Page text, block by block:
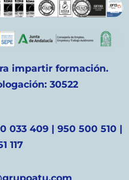
impartir formación.
30522
033 409 | 950 500 510 |
117